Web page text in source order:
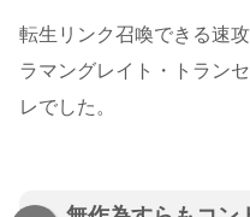
転生リンク召喚できる速
ラマングレイト・トラン
レでした。